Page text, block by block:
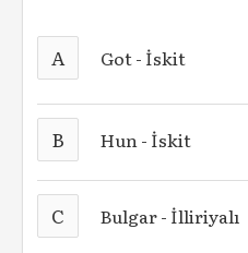
A Got - İskit
B Hun - İskit
C Bulgar - İlliriyalı